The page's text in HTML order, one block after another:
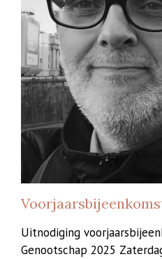
Uitnodiging
Genootschap 2025